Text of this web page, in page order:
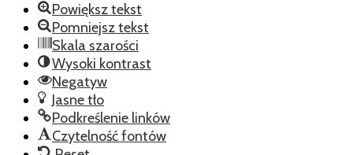
Powiększ tekst
Pomniejsz tekst
Skala szarości
Wysoki kontrast
Negatyw
Jasne tło
Podkreślenie linków
Czytelność fontów